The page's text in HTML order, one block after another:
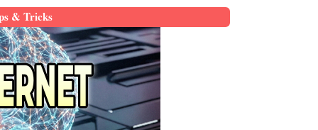
& Tricks